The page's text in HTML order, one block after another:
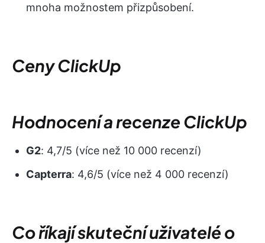
mnoha možnostem přizpůsobení.
Ceny ClickUp
Hodnocení a recenze ClickUp
G2: 4,7/5 (více než 10 000 recenzí)
Capterra: 4,6/5 (více než 4 000 recenzí)
Co říkají skuteční uživatelé o